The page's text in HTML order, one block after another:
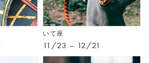
いて座
11/23 – 12/21